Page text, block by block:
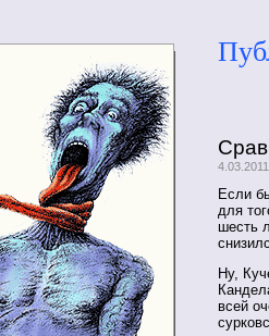
Если
для
шесть
Ну,
всей